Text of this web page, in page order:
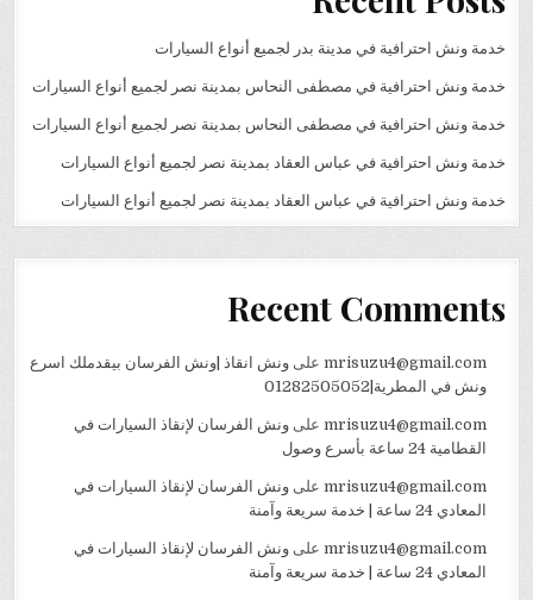
خدمة ونش احترافية في مدينة بدر لجميع أنواع السيارات
خدمة ونش احترافية في مصطفى النحاس بمدينة نصر لجميع أنواع السيارات
خدمة ونش احترافية في مصطفى النحاس بمدينة نصر لجميع أنواع السيارات
خدمة ونش احترافية في عباس العقاد بمدينة نصر لجميع أنواع السيارات
خدمة ونش احترافية في عباس العقاد بمدينة نصر لجميع أنواع السيارات
Recent Comments
mrisuzu4@gmail.comعلى ونش انقاذ |ونش الفرسان بيقدملك اسرع
ونش في المطرية|01282505052
mrisuzu4@gmail.comعلى ونش الفرسان لإنقاذ السيارات في
القطامية 24 ساعة بأسرع وصول
mrisuzu4@gmail.comعلى ونش الفرسان لإنقاذ السيارات في
المعادي 24 ساعة | خدمة سريعة وآمنة
mrisuzu4@gmail.comعلى ونش الفرسان لإنقاذ السيارات في
المعادي 24 ساعة | خدمة سريعة وآمنة